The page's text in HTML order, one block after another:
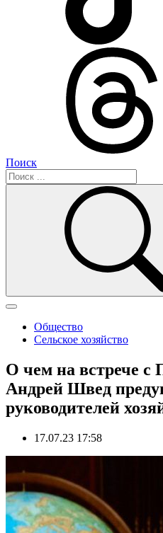
Поиск
Общество
Сельское хозяйство
О чем на встрече с
Андрей Швед
руководителей
17.07.23 17:58